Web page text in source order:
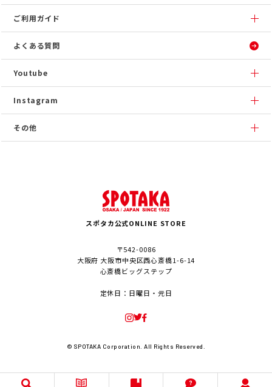
ご利用ガイド
よくある質問
Youtube
Instagram
その他
スポタカ公式ONLINE STORE
〒542-0086
大阪府 大阪市中央区西心斎橋1-6-14
心斎橋ビッグステップ
定休日：日曜日・元日
© SPOTAKA Corporation. All Rights Reserved.